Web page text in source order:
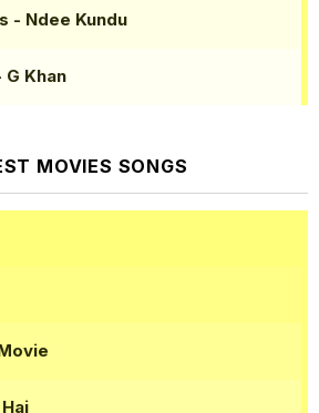
- Ndee Kundu
G Khan
MOVIES SONGS